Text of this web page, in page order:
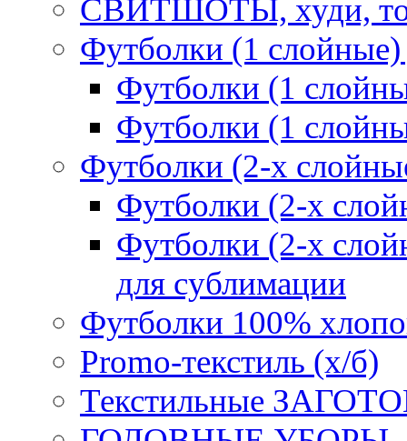
СВИТШОТЫ, худи,
Футболки (1
Футболки (1
Футболки (1
Футболки (2-х
Футболки (2-х
Футболки (2-х
для сублимации
Футболки 100%
Promo-текстиль (х/б)
Текстильные